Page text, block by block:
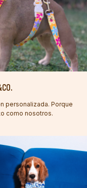
personalizada. Porque
como nosotros.